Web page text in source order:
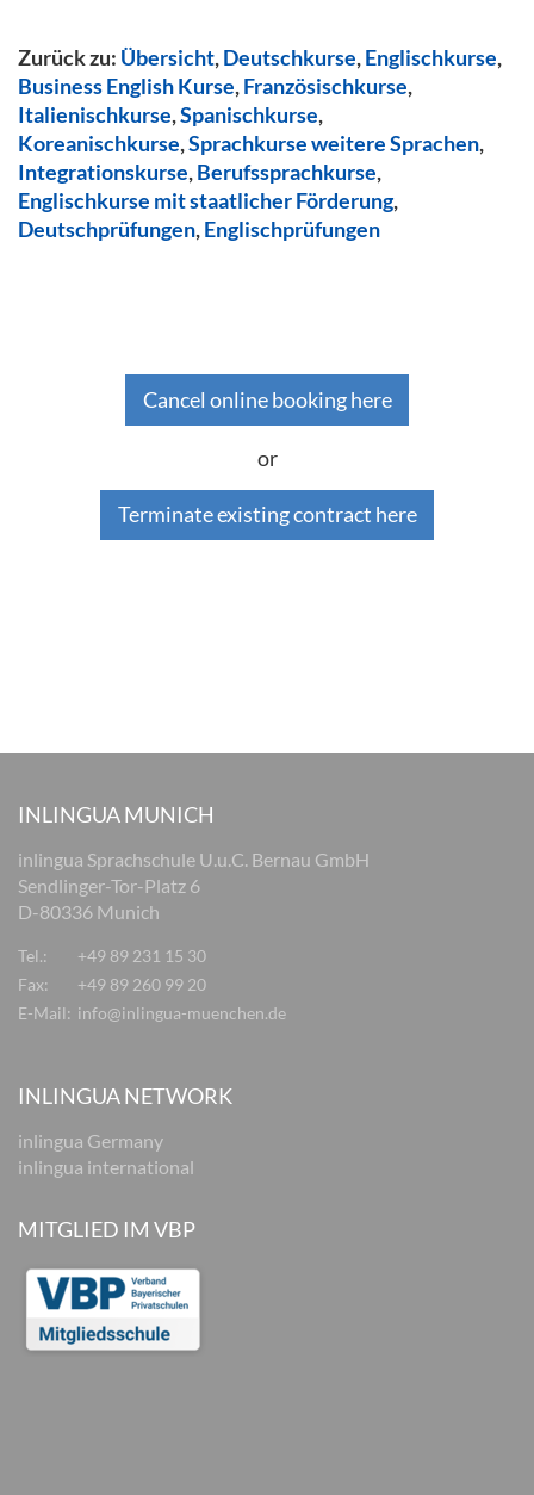
Zurück zu: Übersicht,Deutschkurse,Englischkurse,
Business English Kurse,Französischkurse,
Italienischkurse,Spanischkurse,
Koreanischkurse,Sprachkurse weitere Sprachen,
Integrationskurse,Berufssprachkurse,
Englischkurse mit staatlicher Förderung,
Deutschprüfungen,Englischprüfungen
Cancel online booking here
or
Terminate existing contract here
INLINGUA MUNICH
inlingua Sprachschule U.u.C. Bernau GmbH
Sendlinger-Tor-Platz 6
D-80336 Munich
Tel.:
+49 89 231 15 30
Fax:
+49 89 260 99 20
E-Mail: info@inlingua-muenchen.de
INLINGUA NETWORK
inlingua Germany
inlingua international
MITGLIED IM VBP